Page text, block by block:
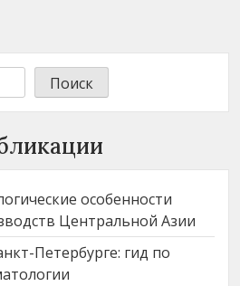
Поиск
особенности
Центральной Азии
Петербурге: гид по